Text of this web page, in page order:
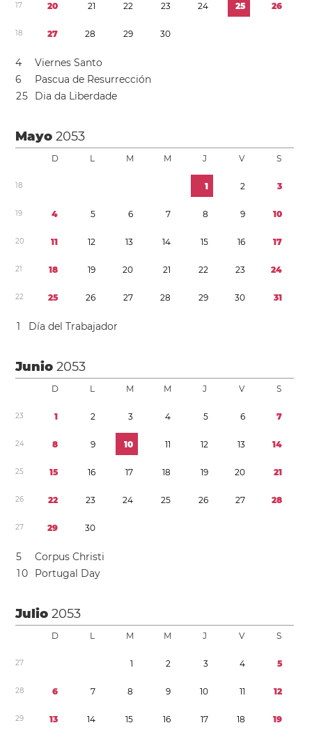
17 20 21 22 23 24 25 26
18 27 28 29 30
4
Viernes Santo
6
Pascua de Resurrección
25 Dia da Liberdade
Mayo2053
D L M M J V S
18 1 2 3
19 4 5 6 7 8 9 10
20 11 12 13 14 15 16 17
21 18 19 20 21 22 23 24
22 25 26 27 28 29 30 31
1 Día del Trabajador
Junio2053
D L M M J V S
23 1 2 3 4 5 6 7
24 8 9 10 11 12 13 14
25 15 16 17 18 19 20 21
26 22 23 24 25 26 27 28
27 29 30
5
Corpus Christi
10 Portugal Day
Julio2053
D L M M J V S
27 1 2 3 4 5
28 6 7 8 9 10 11 12
29 13 14 15 16 17 18 19